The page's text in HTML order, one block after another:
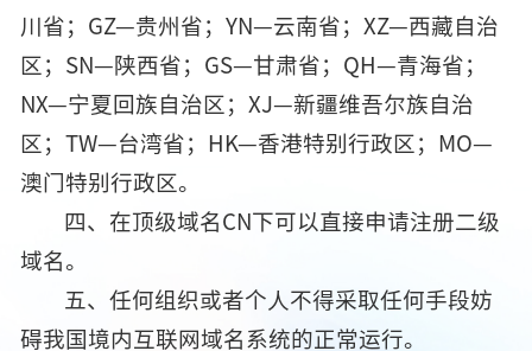
川省；GZ—贵州省；YN—云南省；XZ—西藏自治
区；SN—陕西省；GS—甘肃省；QH—青海省；
NX—宁夏回族自治区；XJ—新疆维吾尔族自治
区；TW—台湾省；HK—香港特别行政区；MO—
澳门特别行政区。
四、在顶级域名CN下可以直接申请注册二级
域名。
五、任何组织或者个人不得采取任何手段妨
碍我国境内互联网域名系统的正常运行。